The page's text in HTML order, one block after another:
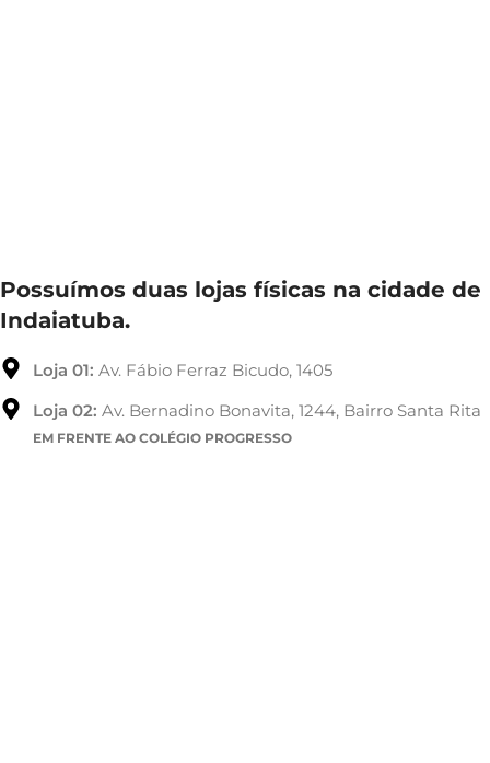
Possuímos duas lojas físicas na cidade de
Indaiatuba.
Loja 01: Av. Fábio Ferraz Bicudo, 1405
Loja 02: Av. Bernadino Bonavita, 1244, Bairro Santa Rita
EM FRENTE AO COLÉGIO PROGRESSO